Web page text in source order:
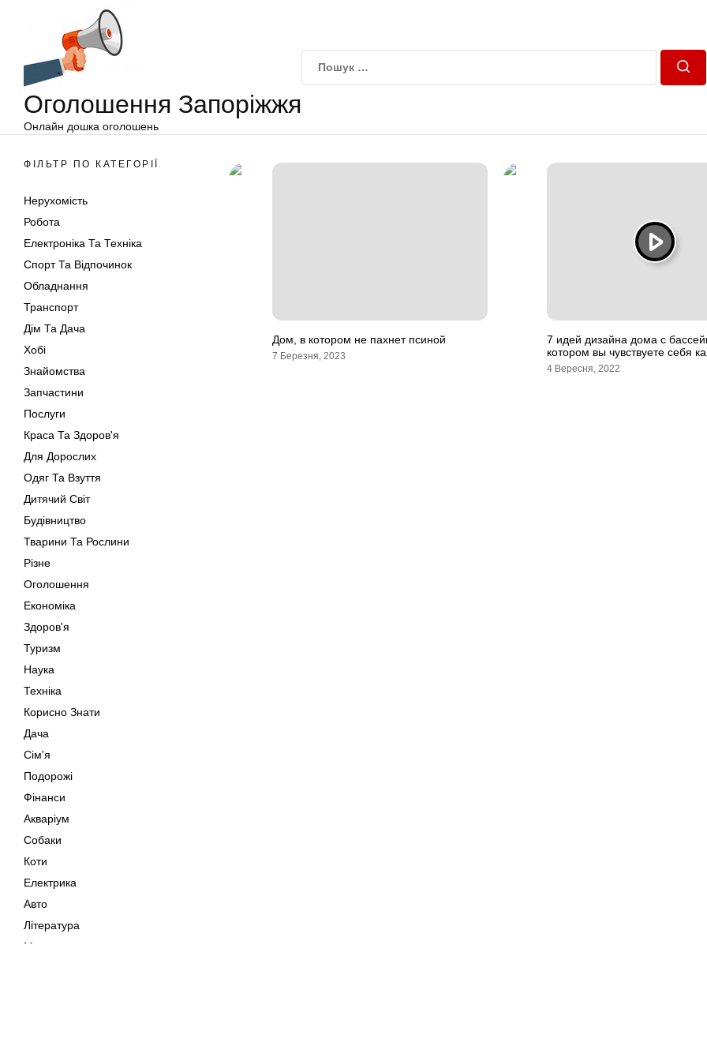
Оголошення Запоріжжя
Онлайн дошка оголошень
ФІЛЬТР ПО КАТЕГОРІЇ
Нерухомість
Робота
Електроніка Та Техніка
Спорт Та Відпочинок
Обладнання
Транспорт
Дім Та Дача
Хобі
Знайомства
Запчастини
Послуги
Краса Та Здоров'я
Для Дорослих
Одяг Та Взуття
Дитячий Світ
Будівництво
Тварини Та Рослини
Різне
Оголошення
Економіка
Здоров'я
Туризм
Наука
Техніка
Корисно Знати
Дача
Сім'я
Подорожі
Фінанси
Акваріум
Собаки
Коти
Електрика
Авто
Література
Музика
Дом, в котором не пахнет псиной
7 Березня, 2023
7 идей дизайна дома с
котором вы чувствуете себя
4 Вересня, 2022